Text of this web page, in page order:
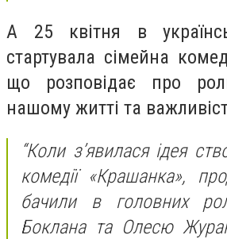
А 25 квітня в
стартувала сімейна
що розповідає про
нашому житті та
“Коли з’явилася ідея
комедії «Крашанка»,
бачили в головних
Боклана та Олесю